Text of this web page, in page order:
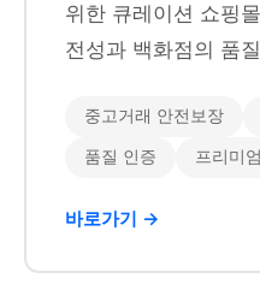
위한 큐레이션 쇼핑
전성과 백화점의 품
중고거래 안전보장
품질 인증 프리미
바로가기 →